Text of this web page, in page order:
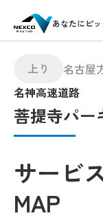
あなたにピ
名神高速道路
菩提寺パー
上り 名古屋
サービ
MAP